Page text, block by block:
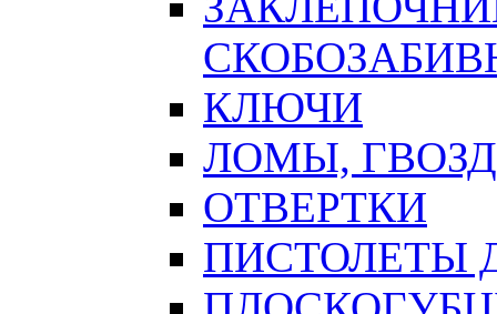
КЛЮЧИ
ЛОМЫ,
ОТВЕРТКИ
ПИСТОЛЕТЫ